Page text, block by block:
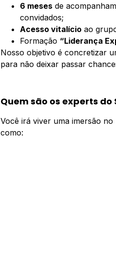
6 mesesde
convidados;
Acesso vitalícioao
Formação “Liderança
Nosso objetivo é concretizar
para não deixar passar
Quem são os experts
Você irá viver uma imersão
como: